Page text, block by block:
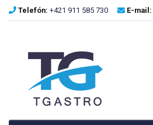
Telefón: +421 911 585 730 E-mail: